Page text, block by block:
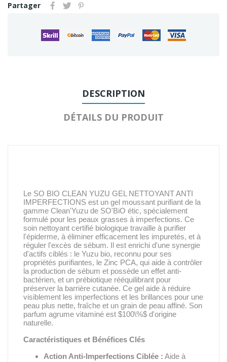
Partager
DESCRIPTION
DÉTAILS DU PRODUIT
Le SO BIO CLEAN YUZU GEL NETTOYANT ANTI
IMPERFECTIONS est un gel moussant purifiant de la
gamme Clean'Yuzu de SO'BiO étic, spécialement
formulé pour les peaux grasses à imperfections. Ce
soin nettoyant certifié biologique travaille à purifier
l'épiderme, à éliminer efficacement les impuretés, et à
réguler l'excès de sébum. Il est enrichi d'une synergie
d'actifs ciblés : le Yuzu bio, reconnu pour ses
propriétés purifiantes, le Zinc PCA, qui aide à contrôler
la production de sébum et possède un effet anti-
bactérien, et un prébiotique rééquilibrant pour
préserver la barrière cutanée. Ce gel aide à réduire
visiblement les imperfections et les brillances pour une
peau plus nette, fraîche et un grain de peau affiné. Son
parfum agrume vitaminé est $100\%$ d'origine
naturelle.
Caractéristiques et Bénéfices Clés
Action Anti-Imperfections Ciblée : Aide à